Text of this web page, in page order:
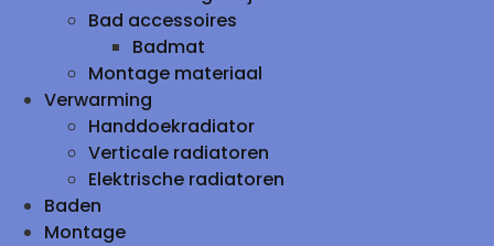
Bad accessoires
Badmat
Montage materiaal
Verwarming
Handdoekradiator
Verticale radiatoren
Elektrische radiatoren
Baden
Montage